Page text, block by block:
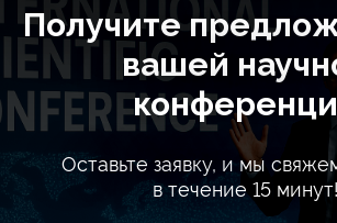
Получите
вашей
Оставьте заявку, и мы
в течение 15 минут!